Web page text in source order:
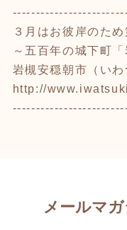
３月はお彼岸のため
～五百年の城下町
岩槻安穏朝市（いわ
http://
メールマ